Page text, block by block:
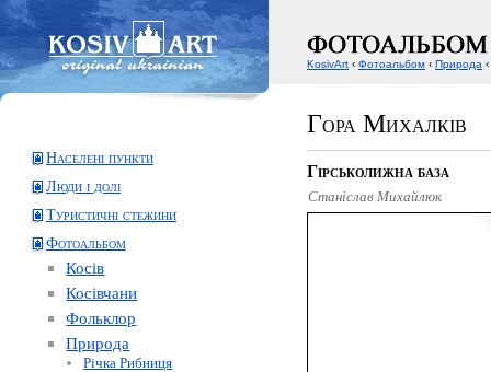
Гора Михалків
Населені пункти
Люди і долі
Туристичні стежини
Фотоальбом
Косів
Косівчани
Фольклор
Природа
Річка Рибниця
Гірськолижна база
Станіслав Михайлюк
KosivArt ‹ Фотоальбом ‹ Природа